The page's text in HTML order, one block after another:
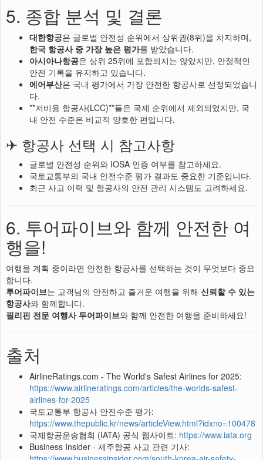
5. 종합 분석 및 결론
대한항공은 글로벌 안전성 순위에서 상위권(8위)을 차지하며,
한국 항공사 중 가장 높은 평가를 받았습니다.
아시아나항공은 상위 25위에 포함되지는 않았지만, 안정적인
안전 기록을 유지하고 있습니다.
에어부산은 국내 평가에서 가장 안전한 항공사로 선정되었습니
다.
**저비용 항공사(LCC)**들은 국제 순위에서 제외되었지만, 국
내 안전 수준은 비교적 양호한 편입니다.
✈ 항공사 선택 시 참고사항
글로벌 안전성 순위와 IOSA 인증 여부를 참고하세요.
국토교통부의 국내 안전수준 평가 결과도 중요한 기준입니다.
최근 사고 이력 및 항공사의 안전 관리 시스템도 고려하세요.
6. 투어파이브와 함께 안전한 여
행을!
여행을 계획 중이라면 안전한 항공사를 선택하는 것이 무엇보다 중요
합니다.
투어파이브는 고객님의 안전하고 즐거운 여행을 위해 신뢰할 수 있는
항공사와 함께합니다.
필리핀 전문 여행사 투어파이브와 함께 안전한 여행을 준비하세요!
출처
AirlineRatings.com - The World's Safest Airlines for 2025:
https://www.airlineratings.com/articles/the-worlds-safest-
airlines-for-2025
국토교통부 항공사 안전수준 평가:
https://www.thepublic.kr/news/articleView.html?idxno=100478
국제항공운송협회 (IATA) 공식 웹사이트: https://www.iata.org
Business Insider - 제주항공 사고 관련 기사: